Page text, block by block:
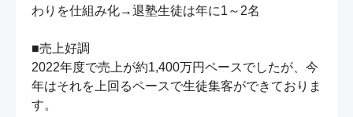
わりを仕組み化→退塾生徒は年に1～2名
■売上好調
2022年度で売上が約1,400万円ペースでしたが、今
年はそれを上回るペースで生徒集客ができておりま
す。